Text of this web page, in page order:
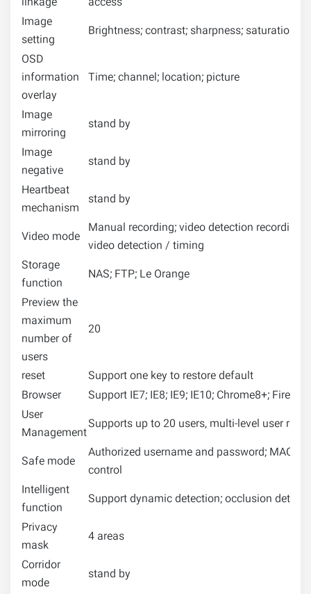
Image
setting
Brightness; contrast; sharpness; saturation;
OSD
information
overlay
Time; channel; location; picture
Image
mirroring
stand by
Image
negative
stand by
Heartbeat
mechanism
stand by
Video mode
Manual recording; video detection
video detection / timing
Storage
function
NAS; FTP; Le Orange
Preview the
maximum
number of
users
20
reset
Support one key to restore default
Browser
Support IE7; IE8; IE9; IE10; Chrome8+;
User
Management
Supports up to 20 users, multi-level user
Safe mode
Authorized username and password; MAC
control
Intelligent
function
Support dynamic detection; occlusion
Privacy
mask
4 areas
Corridor
mode
stand by